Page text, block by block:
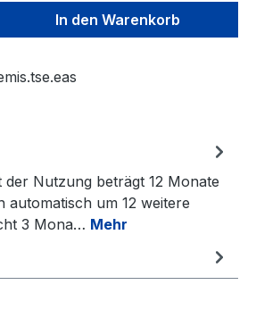
Gib den
In den Warenkorb
der Nutzung beträgt 12 Monate
automatisch um 12 weitere
3 Mona… Mehr